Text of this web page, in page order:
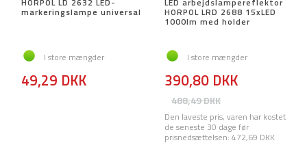
markeringslampe universal
I store mængder
49,29 DKK
HORPOL LRD 2688 15xLED
1000lm med holder
I store mængder
488,49 DKK
390,80 DKK
Den laveste pris, varen har kostet
de seneste 30 dage før
prisnedsættelsen: 472,69 DKK